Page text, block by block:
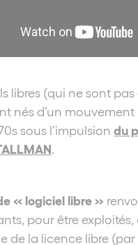
libres (qui ne sont
nés d’un mouvement
sous l’impulsion du
« logiciel libre »
pour être exploités,
de la licence libre